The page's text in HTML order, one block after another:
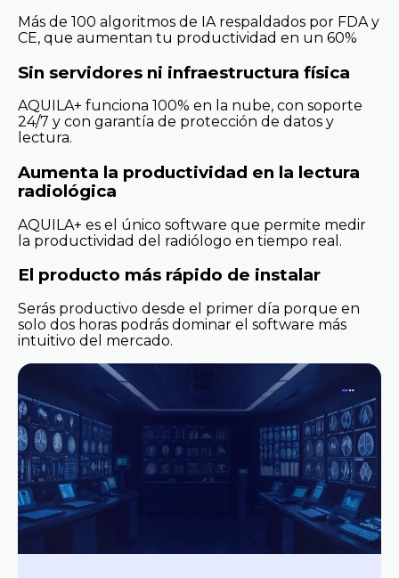
Más de 100 algoritmos de IA respaldados por FDA y
CE, que aumentan tu productividad en un 60%
Sin servidores ni infraestructura física
AQUILA+ funciona 100% en la nube, con soporte
24/7 y con garantía de protección de datos y
lectura.
Aumenta la productividad en la lectura
radiológica
AQUILA+ es el único software que permite medir
la productividad del radiólogo en tiempo real.
El producto más rápido de instalar
Serás productivo desde el primer día porque en
solo dos horas podrás dominar el software más
intuitivo del mercado.